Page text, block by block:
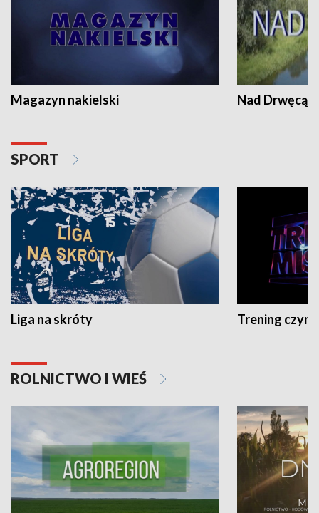
Magazyn nakielski Nad Drwęcą
SPORT
Liga na skróty Trening czyni
ROLNICTWO I WIEŚ